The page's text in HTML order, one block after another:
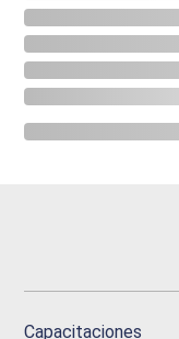
Capacitaciones